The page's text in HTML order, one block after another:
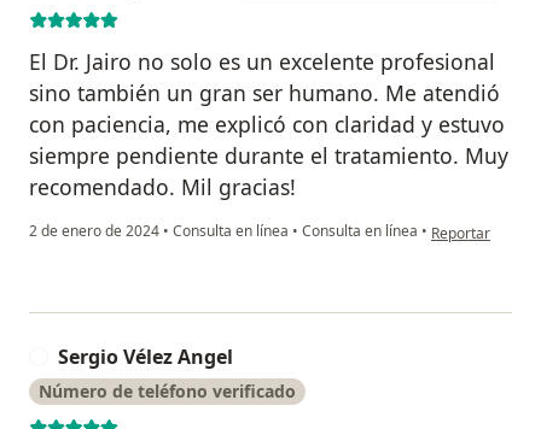
El Dr. Jairo no solo es un excelente profesional
sino también un gran ser humano. Me atendió
con paciencia, me explicó con claridad y estuvo
siempre pendiente durante el tratamiento. Muy
recomendado. Mil gracias!
2 de enero de 2024 • Consulta en línea • Consulta en línea • en opinión del
Reportar
Sergio Vélez Angel
Número de teléfono verificado